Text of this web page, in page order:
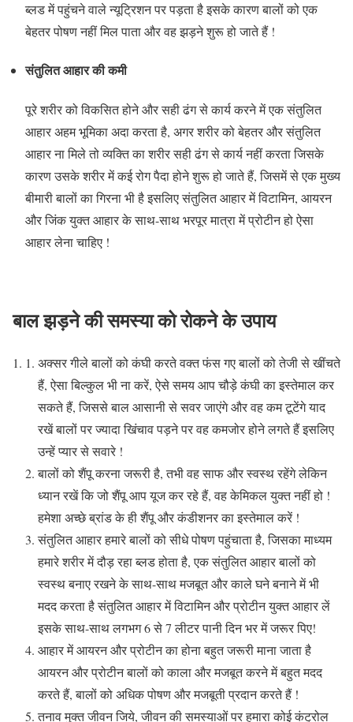
ब्लड में पहुंचने वाले न्यूट्रिशन पर पड़ता है इसके कारण बालों को एक
बेहतर पोषण नहीं मिल पाता और वह झड़ने शुरू हो जाते हैं !
संतुलित आहार की कमी
पूरे शरीर को विकसित होने और सही ढंग से कार्य करने में एक संतुलित
आहार अहम भूमिका अदा करता है, अगर शरीर को बेहतर और संतुलित
आहार ना मिले तो व्यक्ति का शरीर सही ढंग से कार्य नहीं करता जिसके
कारण उसके शरीर में कई रोग पैदा होने शुरू हो जाते हैं, जिसमें से एक मुख्य
बीमारी बालों का गिरना भी है इसलिए संतुलित आहार में विटामिन, आयरन
और जिंक युक्त आहार के साथ-साथ भरपूर मात्रा में प्रोटीन हो ऐसा
आहार लेना चाहिए !
बाल झड़ने की समस्या को रोकने के उपाय
अक्सर गीले बालों को कंघी करते वक्त फंस गए बालों को तेजी से खींचते
हैं, ऐसा बिल्कुल भी ना करें, ऐसे समय आप चौड़े कंघी का इस्तेमाल कर
सकते हैं, जिससे बाल आसानी से सवर जाएंगे और वह कम टूटेंगे याद
रखें बालों पर ज्यादा खिंचाव पड़ने पर वह कमजोर होने लगते हैं इसलिए
उन्हें प्यार से सवारे !
बालों को शैंपू करना जरूरी है, तभी वह साफ और स्वस्थ रहेंगे लेकिन
ध्यान रखें कि जो शैंपू आप यूज कर रहे हैं, वह केमिकल युक्त नहीं हो !
हमेशा अच्छे ब्रांड के ही शैंपू और कंडीशनर का इस्तेमाल करें !
संतुलित आहार हमारे बालों को सीधे पोषण पहुंचाता है, जिसका माध्यम
हमारे शरीर में दौड़ रहा ब्लड होता है, एक संतुलित आहार बालों को
स्वस्थ बनाए रखने के साथ-साथ मजबूत और काले घने बनाने में भी
मदद करता है संतुलित आहार में विटामिन और प्रोटीन युक्त आहार लें
इसके साथ-साथ लगभग 6 से 7 लीटर पानी दिन भर में जरूर पिए!
आहार में आयरन और प्रोटीन का होना बहुत जरूरी माना जाता है
आयरन और प्रोटीन बालों को काला और मजबूत करने में बहुत मदद
करते हैं, बालों को अधिक पोषण और मजबूती प्रदान करते हैं !
तनाव मुक्त जीवन जिये, जीवन की समस्याओं पर हमारा कोई कंट्रोल